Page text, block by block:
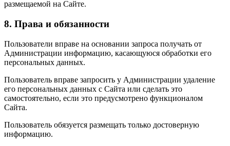
размещаемой на Сайте.
8. Права и обязанности
Пользователи вправе на основании запроса получать от
Администрации информацию, касающуюся обработки его
персональных данных.
Пользователь вправе запросить у Администрации удаление
его персональных данных с Сайта или сделать это
самостоятельно, если это предусмотрено функционалом
Сайта.
Пользователь обязуется размещать только достоверную
информацию.